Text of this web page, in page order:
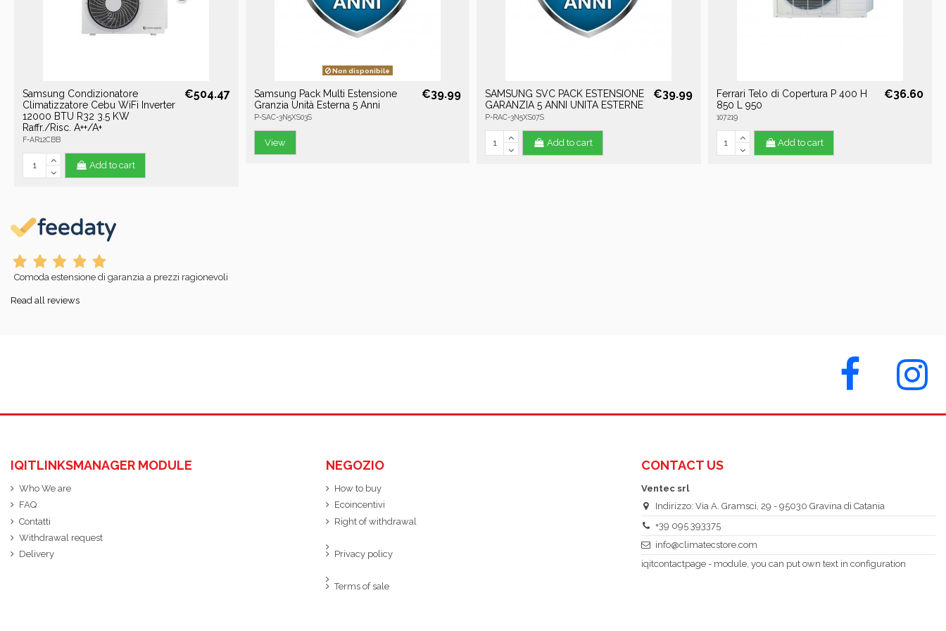
Samsung Condizionatore
Climatizzatore Cebu WiFi Inverter
12000 BTU R32 3.5 KW
Raffr./Risc. A++/A+
F-AR12CBB
€504.47
Add to cart
Non disponibile
Samsung Pack Multi Estensione
Granzia Unità Esterna 5 Anni
P-SAC-3N5XS03S
€39.99
View
SAMSUNG SVC PACK ESTENSIONE
GARANZIA 5 ANNI UNITA ESTERNE
P-RAC-3N5XS07S
€39.99
Add to cart
Ferrari Telo di Copertura P 400 H
850 L 950
107219
€36.60
Add to cart
Comoda estensione di garanzia a prezzi ragionevoli
Read all reviews
IQITLINKSMANAGER MODULE
Who We are
FAQ
Contatti
Withdrawal request
Delivery
NEGOZIO
How to buy
Ecoincentivi
Right of withdrawal
Privacy policy
Terms of sale
CONTACT US
Ventec srl
Indirizzo: Via A. Gramsci, 29 - 95030 Gravina di Catania
+39 095 393375
info@climatecstore.com
iqitcontactpage - module, you can put own text in configuration